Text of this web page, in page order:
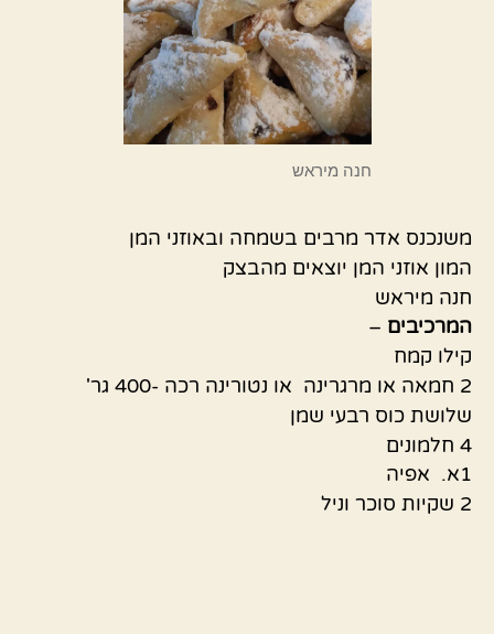
חנה מיראש
משנכנס אדר מרבים בשמחה ובאוזני המן
המון אוזני המן יוצאים מהבצק
חנה מיראש
המרכיבים –
קילו קמח
2 חמאה או מרגרינה או נטורינה רכה -400 גר'
שלושת כוס רבעי שמן
4 חלמונים
1א. אפיה
2 שקיות סוכר וניל